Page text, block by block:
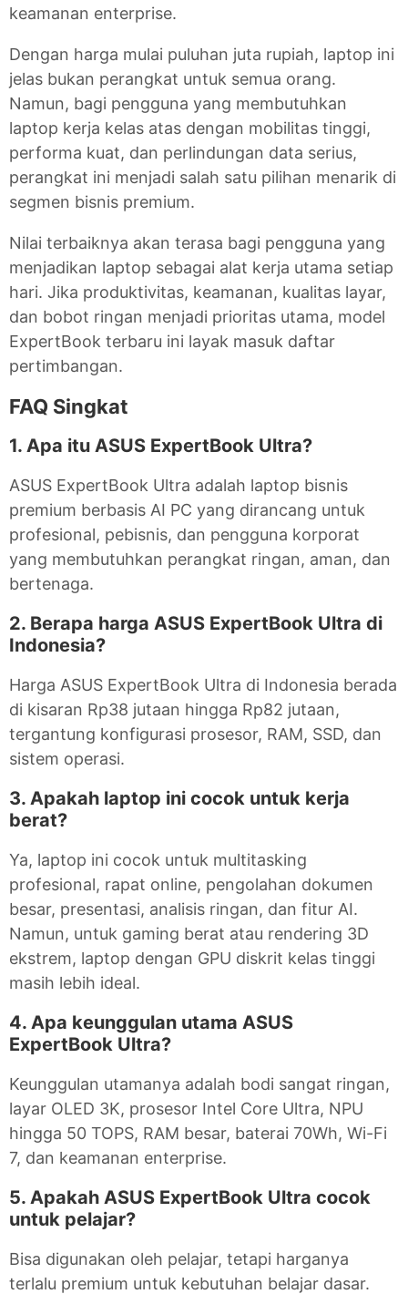
keamanan enterprise.
Dengan harga mulai puluhan juta rupiah, laptop ini
jelas bukan perangkat untuk semua orang.
Namun, bagi pengguna yang membutuhkan
laptop kerja kelas atas dengan mobilitas tinggi,
performa kuat, dan perlindungan data serius,
perangkat ini menjadi salah satu pilihan menarik di
segmen bisnis premium.
Nilai terbaiknya akan terasa bagi pengguna yang
menjadikan laptop sebagai alat kerja utama setiap
hari. Jika produktivitas, keamanan, kualitas layar,
dan bobot ringan menjadi prioritas utama, model
ExpertBook terbaru ini layak masuk daftar
pertimbangan.
FAQ Singkat
1. Apa itu ASUS ExpertBook Ultra?
ASUS ExpertBook Ultra adalah laptop bisnis
premium berbasis AI PC yang dirancang untuk
profesional, pebisnis, dan pengguna korporat
yang membutuhkan perangkat ringan, aman, dan
bertenaga.
2. Berapa harga ASUS ExpertBook Ultra di
Indonesia?
Harga ASUS ExpertBook Ultra di Indonesia berada
di kisaran Rp38 jutaan hingga Rp82 jutaan,
tergantung konfigurasi prosesor, RAM, SSD, dan
sistem operasi.
3. Apakah laptop ini cocok untuk kerja
berat?
Ya, laptop ini cocok untuk multitasking
profesional, rapat online, pengolahan dokumen
besar, presentasi, analisis ringan, dan fitur AI.
Namun, untuk gaming berat atau rendering 3D
ekstrem, laptop dengan GPU diskrit kelas tinggi
masih lebih ideal.
4. Apa keunggulan utama ASUS
ExpertBook Ultra?
Keunggulan utamanya adalah bodi sangat ringan,
layar OLED 3K, prosesor Intel Core Ultra, NPU
hingga 50 TOPS, RAM besar, baterai 70Wh, Wi-Fi
7, dan keamanan enterprise.
5. Apakah ASUS ExpertBook Ultra cocok
untuk pelajar?
Bisa digunakan oleh pelajar, tetapi harganya
terlalu premium untuk kebutuhan belajar dasar.